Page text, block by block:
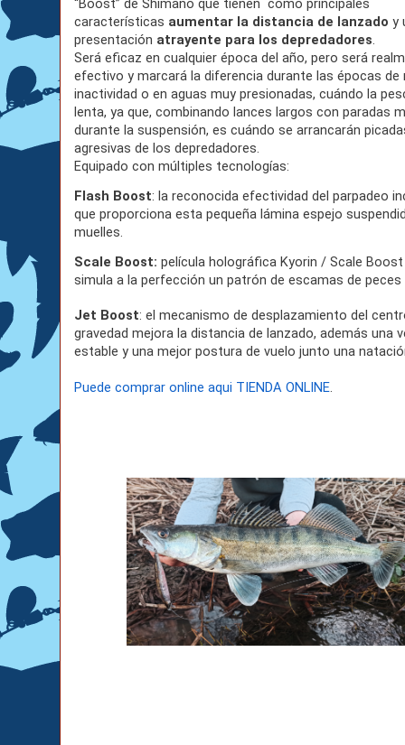
“Boost” de Shimano que tienen como principales
características aumentar la distancia de lanzado y
presentación atrayente para los depredadores.
Será eficaz en cualquier época del año, pero será
efectivo y marcará la diferencia durante las épocas de
inactividad o en aguas muy presionadas, cuándo la
lenta, ya que, combinando lances largos con paradas
durante la suspensión, es cuándo se arrancarán
agresivas de los depredadores.
Equipado con múltiples tecnologías:
Flash Boost: la reconocida efectividad del parpadeo
que proporciona esta pequeña lámina espejo
muelles.
Scale Boost: película holográfica Kyorin / Scale
simula a la perfección un patrón de escamas de
Jet Boost: el mecanismo de desplazamiento del
gravedad mejora la distancia de lanzado, además una
estable y una mejor postura de vuelo junto una
Puede comprar online aqui TIENDA ONLINE.